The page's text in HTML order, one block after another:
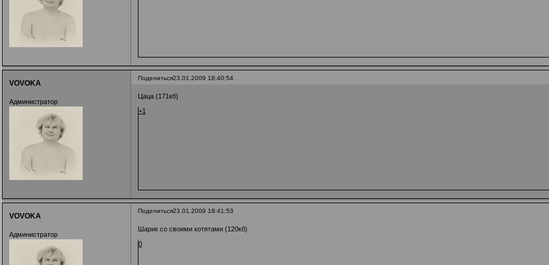
Поделиться23.01.2009 18:40:54
VOVOKA
Администратор
Цаца (171кб)
+1
Поделиться23.01.2009 18:41:53
VOVOKA
Администратор
Шарик со своими котятами (120кб)
0